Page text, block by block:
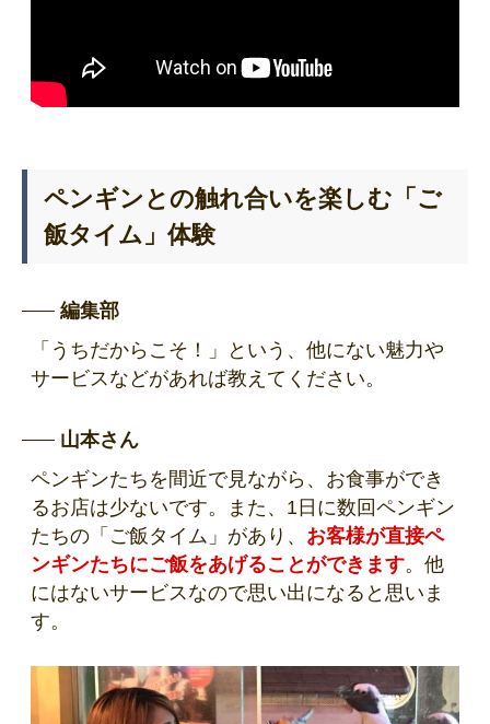
ペンギンとの触れ合いを楽しむ「ご
飯タイム」体験
編集部
「うちだからこそ！」という、他にない魅力や
サービスなどがあれば教えてください。
山本さん
ペンギンたちを間近で見ながら、お食事ができ
るお店は少ないです。また、1日に数回ペンギン
たちの「ご飯タイム」があり、 お客様が直接ペ
ンギンたちにご飯をあげることができます。他
にはないサービスなので思い出になると思いま
す。